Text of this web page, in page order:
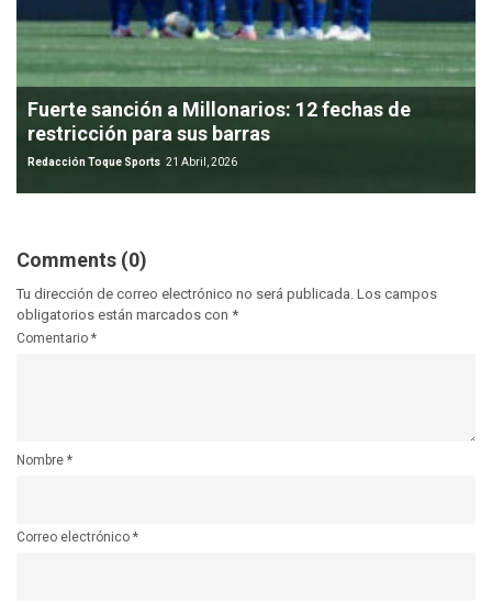
Fuerte sanción a Millonarios: 12 fechas de
restricción para sus barras
Redacción Toque Sports 21 Abril, 2026
Comments (0)
Tu dirección de correo electrónico no será publicada. Los campos
obligatorios están marcados con *
Comentario *
Nombre *
Correo electrónico *